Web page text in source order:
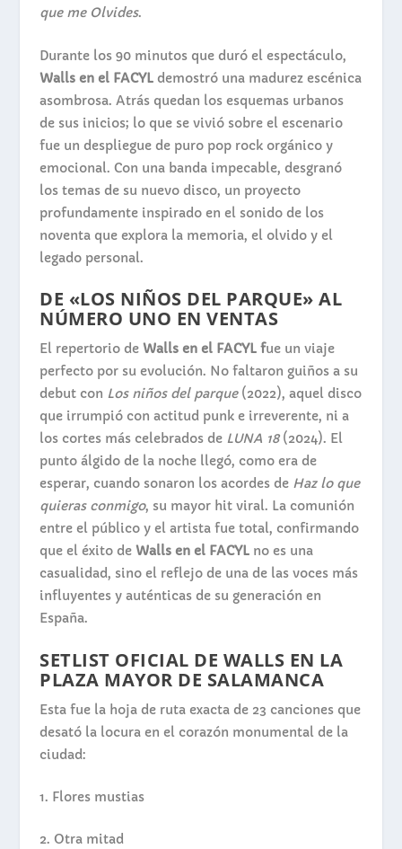
que me Olvides.
Durante los 90 minutos que duró el espectáculo,
Walls en el FACYL demostró una madurez escénica
asombrosa. Atrás quedan los esquemas urbanos
de sus inicios; lo que se vivió sobre el escenario
fue un despliegue de puro pop rock orgánico y
emocional. Con una banda impecable, desgranó
los temas de su nuevo disco, un proyecto
profundamente inspirado en el sonido de los
noventa que explora la memoria, el olvido y el
legado personal.
DE «LOS NIÑOS DEL PARQUE» AL
NÚMERO UNO EN VENTAS
El repertorio deWalls en el FACYL fue un viaje
perfecto por su evolución. No faltaron guiños a su
debut con Los niños del parque(2022), aquel disco
que irrumpió con actitud punk e irreverente, ni a
los cortes más celebrados de LUNA 18(2024). El
punto álgido de la noche llegó, como era de
esperar, cuando sonaron los acordes de Haz lo que
quieras conmigo, su mayor hit viral. La comunión
entre el público y el artista fue total, confirmando
que el éxito deWalls en el FACYL no es una
casualidad, sino el reflejo de una de las voces más
influyentes y auténticas de su generación en
España.
SETLIST OFICIAL DE WALLS EN LA
PLAZA MAYOR DE SALAMANCA
Esta fue la hoja de ruta exacta de 23 canciones que
desató la locura en el corazón monumental de la
ciudad:
1. Flores mustias
2.Otra mitad